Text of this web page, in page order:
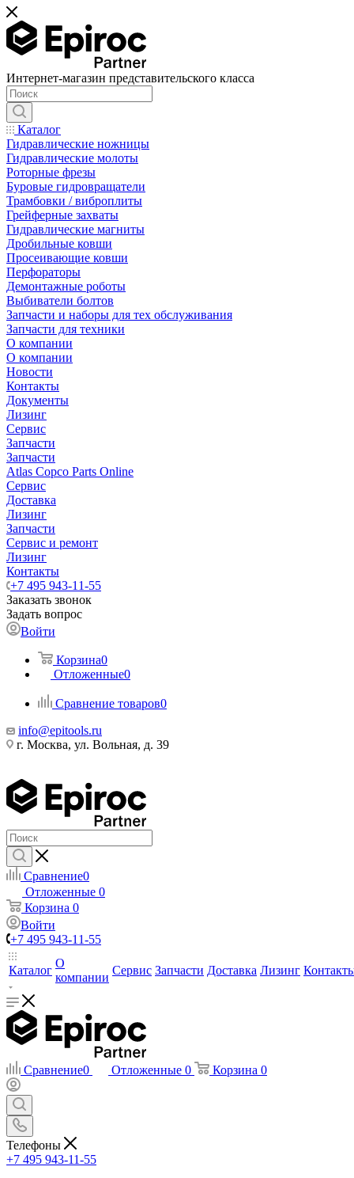
Интернет-магазин представительского класса
Каталог
Гидравлические ножницы
Гидравлические молоты
Роторные фрезы
Буровые гидровращатели
Трамбовки / виброплиты
Грейферные захваты
Гидравлические магниты
Дробильные ковши
Просеивающие ковши
Перфораторы
Демонтажные роботы
Выбиватели болтов
Запчасти и наборы для тех обслуживания
Запчасти для техники
О компании
О компании
Новости
Контакты
Документы
Лизинг
Сервис
Запчасти
Запчасти
Atlas Copco Parts Online
Сервис
Доставка
Лизинг
Запчасти
Сервис и ремонт
Лизинг
Контакты
+7 495 943-11-55
Заказать звонок
Задать вопрос
Войти
Корзина0
Отложенные0
Сравнение товаров0
info@epitools.ru
г. Москва, ул. Вольная, д. 39
Сравнение0
Отложенные 0
Корзина 0
Войти
+7 495 943-11-55
Каталог
О
компании
Сервис Запчасти Доставка Лизинг
Сравнение0 Отложенные 0 Корзина 0
Телефоны
+7 495 943-11-55